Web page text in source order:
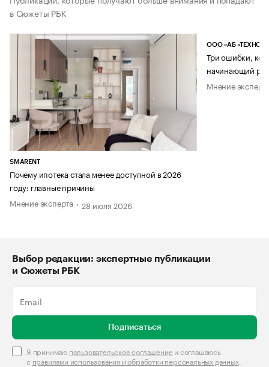
в Сюжеты РБК
SMARENT
Почему ипотека стала менее доступной в 2026
году: главные причины
Мнение эксперта
28 июля 2026
ООО «АБ
Три ошибки,
начинающий
Мнение
Выбор редакции: экспертные публикации
и Сюжеты РБК
Подписаться
Я принимаю пользовательское соглашениеи соглашаюсь
с правилами использования и обработки персональных данных.